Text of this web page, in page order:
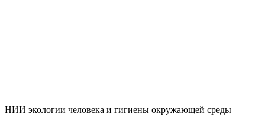
НИИ экологии человека и гигиены окружающей среды